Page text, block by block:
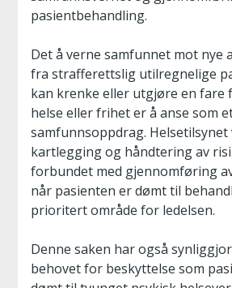
pasientbehandling.
Det å verne samfunnet mot nye
fra strafferettslig utilregnelige
kan krenke eller utgjøre en fare
helse eller frihet er å anse som
samfunnsoppdrag.
kartlegging og håndtering av
forbundet med gjennomføring
når pasienten er dømt til
prioritert område for ledelsen.
Denne saken har også
behovet for beskyttelse som